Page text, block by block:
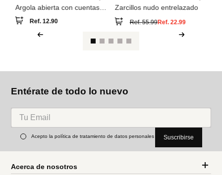
Argola abierta con cuentas
de piedras
Ref.12.90
Zarcillos nudo entrelazado
Ref.55.99Ref.22.99
Entérate de todo lo nuevo
Acepto la política de tratamiento de datos personales Suscribirse
Acerca de nosotros